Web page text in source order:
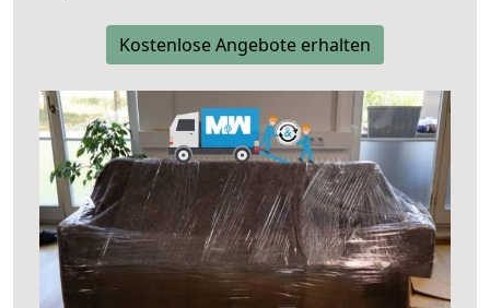
Kostenlose Angebote erhalten